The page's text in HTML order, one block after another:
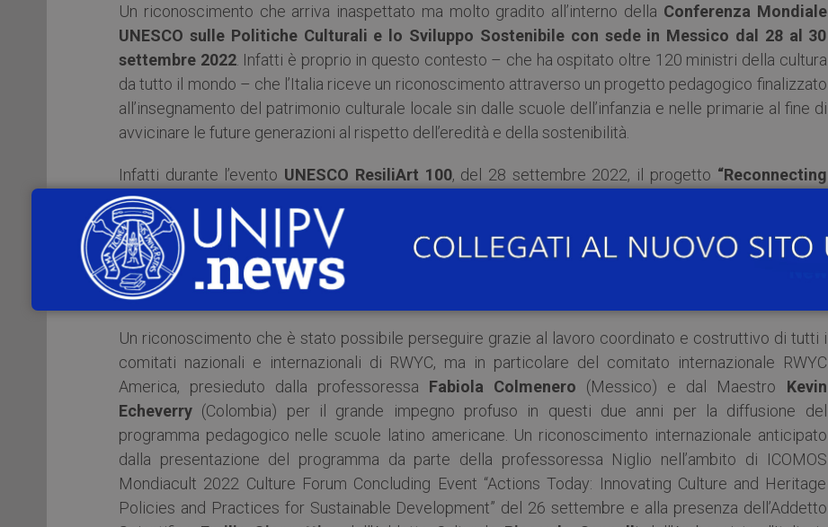
Un riconoscimento che arriva inaspettato ma molto gradito all’interno della Conferenza Mondiale
UNESCO sulle Politiche Culturali e lo Sviluppo Sostenibile con sede in Messico dal 28 al 30
settembre 2022. Infatti è proprio in questo contesto – che ha ospitato oltre 120 ministri della cultura
da tutto il mondo – che l’Italia riceve un riconoscimento attraverso un progetto pedagogico finalizzato
all’insegnamento del patrimonio culturale locale sin dalle scuole dell’infanzia e nelle primarie al fine di
avvicinare le future generazioni al rispetto dell’eredità e della sostenibilità.
Infatti durante l’evento UNESCO ResiliArt 100, del 28 settembre 2022, il progetto “Reconnecting
with your culture”
presidente RWYC per la promozione dell’educazione del patrimonio culturale nelle scuole del mondo
– è stato riconosciuto quale programma più attivo e inclusivo per l’alta promozione dell’eredità
culturale locale, programma che è attivo in oltre 50 paesi del mondo e con l’adesione di scuole da 4
continenti: Africa, Asia, America e Europa.
Un riconoscimento che è stato possibile perseguire grazie al lavoro coordinato e costruttivo di tutti i
comitati nazionali e internazionali di RWYC, ma in particolare del comitato internazionale RWYC
America, presieduto dalla professoressa Fabiola Colmenero (Messico) e dal Maestro Kevin
Echeverry (Colombia) per il grande impegno profuso in questi due anni per la diffusione del
programma pedagogico nelle scuole latino americane. Un riconoscimento internazionale anticipato
dalla presentazione del programma da parte della professoressa Niglio nell’ambito di ICOMOS
Mondiacult 2022 Culture Forum Concluding Event “Actions Today: Innovating Culture and Heritage
Policies and Practices for Sustainable Development” del 26 settembre e alla presenza dell’Addetto